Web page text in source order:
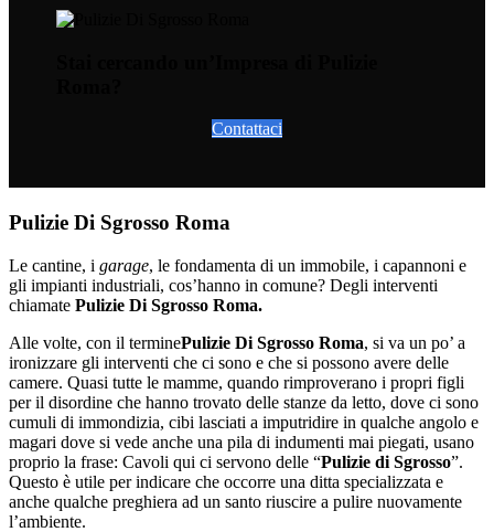
Contattaci
Pulizie Di Sgrosso Roma
Le cantine, i garage, le fondamenta di un immobile, i capannoni e
gli impianti industriali, cos’hanno in comune? Degli interventi
chiamate Pulizie Di Sgrosso Roma.
Alle volte, con il terminePulizie Di Sgrosso Roma, si va un po’ a
ironizzare gli interventi che ci sono e che si possono avere delle
camere. Quasi tutte le mamme, quando rimproverano i propri figli
per il disordine che hanno trovato delle stanze da letto, dove ci sono
cumuli di immondizia, cibi lasciati a imputridire in qualche angolo e
magari dove si vede anche una pila di indumenti mai piegati, usano
proprio la frase: Cavoli qui ci servono delle “Pulizie di Sgrosso”.
Questo è utile per indicare che occorre una ditta specializzata e
anche qualche preghiera ad un santo riuscire a pulire nuovamente
l’ambiente.